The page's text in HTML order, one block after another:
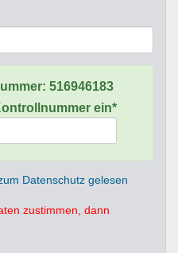
516946183
ein*
Datenschutz gelesen
zustimmen, dann